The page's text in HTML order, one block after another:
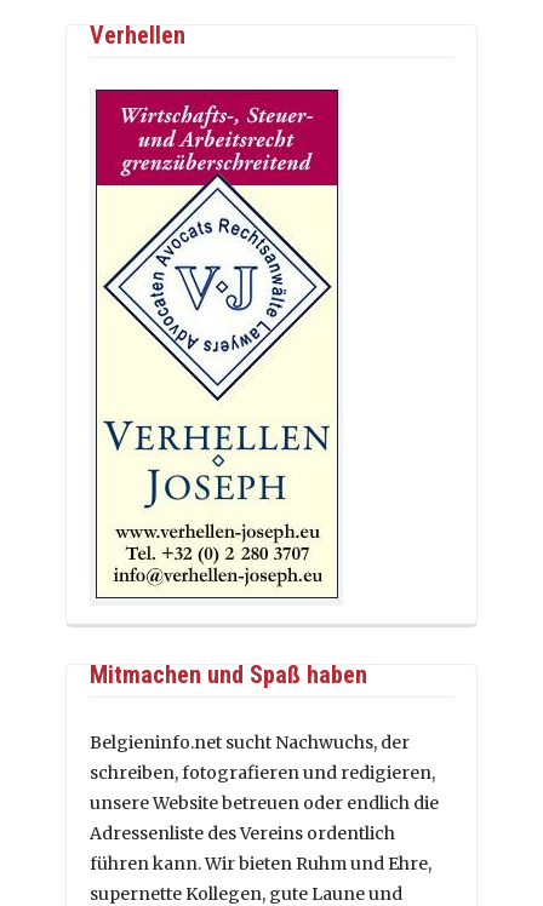
Verhellen
Mitmachen und Spaß haben
Belgieninfo.net sucht Nachwuchs, der
schreiben, fotografieren und redigieren,
unsere Website betreuen oder endlich die
Adressenliste des Vereins ordentlich
führen kann. Wir bieten Ruhm und Ehre,
supernette Kollegen, gute Laune und